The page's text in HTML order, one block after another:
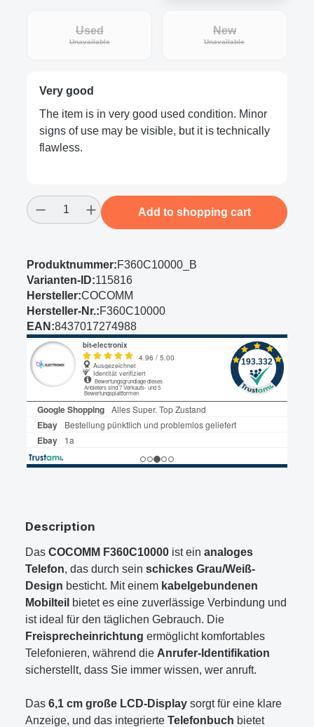
Used
Unavailable(This option is currently unavailable.)
New
Unavailable(This option is
Very good
The item is in very good used condition. Minor
signs of use may be visible, but it is technically
flawless.
Product Quantity: Enter the desired
Add to shopping cart
Produktnummer:F360C10000_B
Varianten-ID:115816
Hersteller:COCOMM
Hersteller-Nr.:F360C10000
EAN:8437017274988
Description
Das COCOMM F360C10000 ist ein analoges
Telefon, das durch sein schickes Grau/Weiß-
Design besticht. Mit einem kabelgebundenen
Mobilteil bietet es eine zuverlässige Verbindung und
ist ideal für den täglichen Gebrauch. Die
Freisprecheinrichtung ermöglicht komfortables
Telefonieren, während die Anrufer-Identifikation
sicherstellt, dass Sie immer wissen, wer anruft.
Das 6,1 cm große LCD-Display sorgt für eine klare
Anzeige, und das integrierte Telefonbuch bietet